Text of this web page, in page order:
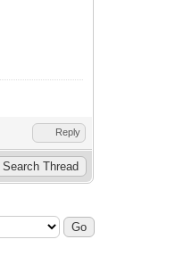
Reply